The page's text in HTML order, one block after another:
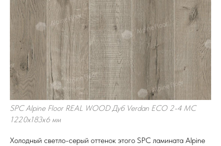
SPC Alpine Floor REAL WOOD Дуб Verdan ECO 2-4 MC
1220х183х6 мм
Холодный светло-серый оттенок этого SPC ламината Alpine